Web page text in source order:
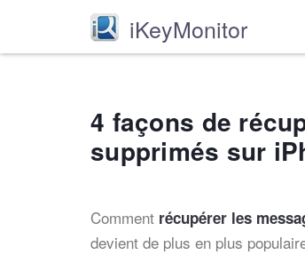
iKeyMonitor
4 façons de
supprimés sur
Comment récupérer les
devient de plus en plus